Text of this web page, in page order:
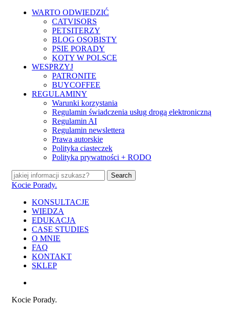
WARTO ODWIEDZIĆ
CATVISORS
PETSITERZY
BLOG OSOBISTY
PSIE PORADY
KOTY W POLSCE
WESPRZYJ
PATRONITE
BUYCOFFEE
REGULAMINY
Warunki korzystania
Regulamin świadczenia usług drogą elektroniczną
Regulamin AI
Regulamin newslettera
Prawa autorskie
Polityka ciasteczek
Polityka prywatności + RODO
Search
Close
Kocie Porady.
search
Menu
KONSULTACJE
WIEDZA
EDUKACJA
CASE STUDIES
O MNIE
FAQ
KONTAKT
SKLEP
Kocie Porady.